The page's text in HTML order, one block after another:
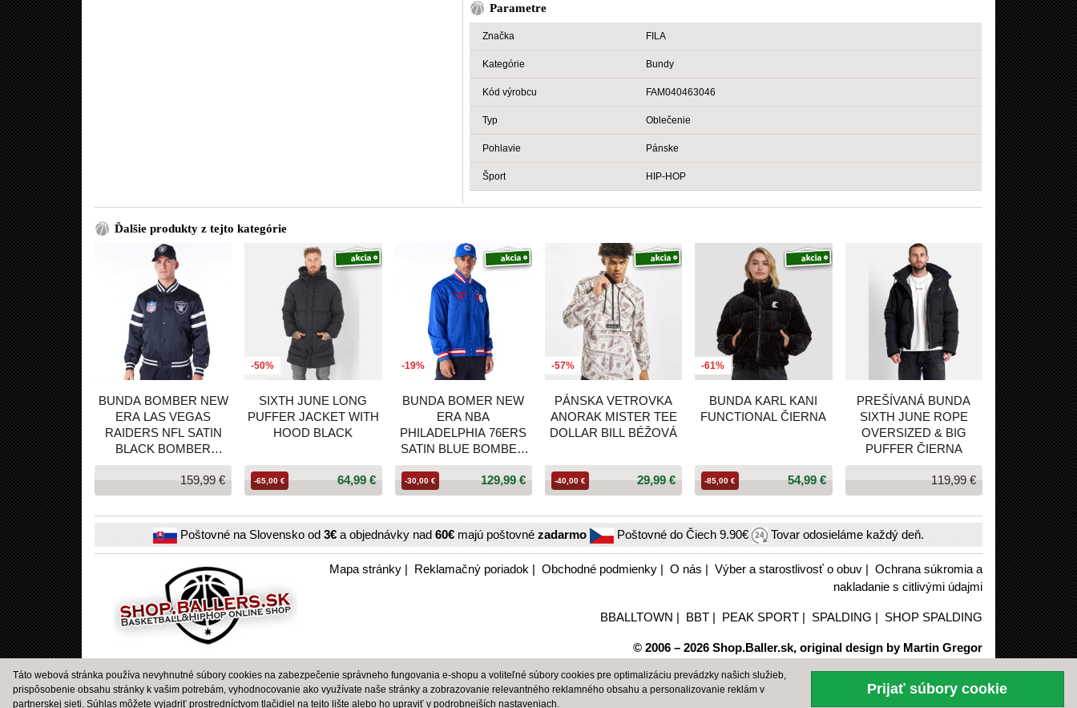
Parametre
Značka FILA
Kategórie Bundy
Kód výrobcu FAM040463046
Typ Oblečenie
Pohlavie Pánske
Šport HIP-HOP
Ďalšie produkty z tejto kategórie
BUNDA BOMBER NEW
ERA LAS VEGAS
RAIDERS NFL SATIN
BLACK BOMBER
JACKET ČIERNA
159,99 €
-50%
SIXTH JUNE LONG
PUFFER JACKET WITH
HOOD BLACK
64,99 €
-65,00 €
-19%
BUNDA BOMER NEW
ERA NBA
PHILADELPHIA 76ERS
SATIN BLUE BOMBER
JACKET MODRÁ
129,99 €
-30,00 €
-57%
PÁNSKA VETROVKA
ANORAK MISTER TEE
DOLLAR BILL BÉŽOVÁ
29,99 €
-40,00 €
-61%
BUNDA KARL KANI
FUNCTIONAL ČIERNA
54,99 €
-85,00 €
PREŠÍVANÁ BUNDA
SIXTH JUNE ROPE
OVERSIZED & BIG
PUFFER ČIERNA
119,99 €
Poštovné na Slovensko od3€a objednávky nad60€majú poštovnézadarmo Poštovné do Čiech9.90€ Tovar odosieláme každý deň.
Mapa stránky| Reklamačný poriadok | Obchodné podmienky| O nás | Výber a starostlivosť o obuv| Ochrana súkromia a
nakladanie s citlivými údajmi
BBALLTOWN | BBT| PEAK SPORT| SPALDING | SHOP SPALDING
© 2006 – 2026 Shop.Baller.sk, original design by Martin Gregor
Táto webová stránka používa nevyhnutné súbory cookies na zabezpečenie správneho fungovania e-shopu a voliteľné súbory cookies pre optimalizáciu prevádzky našich služieb,
prispôsobenie obsahu stránky k vašim potrebám, vyhodnocovanie ako využívate naše stránky a zobrazovanie relevantného reklamného obsahu a personalizovanie reklám v
partnerskej sieti. Súhlas môžete vyjadriť prostredníctvom tlačidiel na tejto lište alebo ho upraviť v podrobnejších nastaveniach.
Prijať súbory cookie